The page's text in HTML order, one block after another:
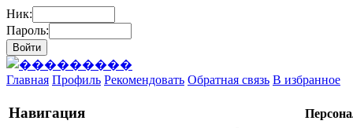
Ник:
Пароль:
Главная Профиль Рекомендовать Обратная связь В избранное
Навигация